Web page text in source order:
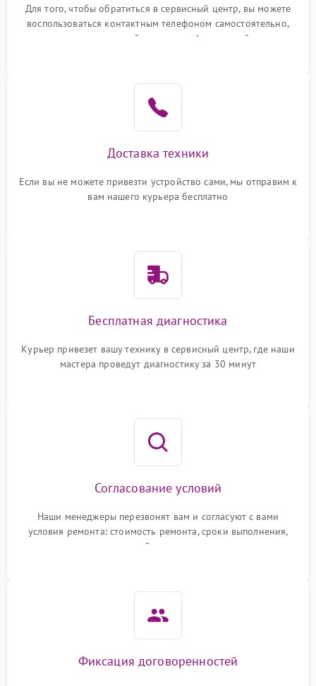
Для того, чтобы обратиться в сервисный центр, вы можете
воспользоваться контактным телефоном самостоятельно,
или оставить свой номер телефона на сайте
Доставка техники
Если вы не можете привезти устройство сами, мы отправим к
вам нашего курьера бесплатно
Бесплатная диагностика
Курьер привезет вашу технику в сервисный центр, где наши
мастера проведут диагностику за 30 минут
Согласование условий
Наши менеджеры перезвонят вам и согласуют с вами
условия ремонта: стоимость ремонта, сроки выполнения,
гарантийные условия
Фиксация договоренностей